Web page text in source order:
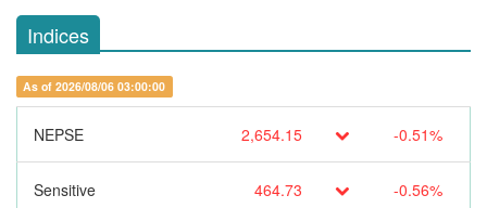
Indices
As of 2026/08/06 03:00:00
NEPSE 2,654.15 -0.51%
Sensitive 464.73 -0.56%